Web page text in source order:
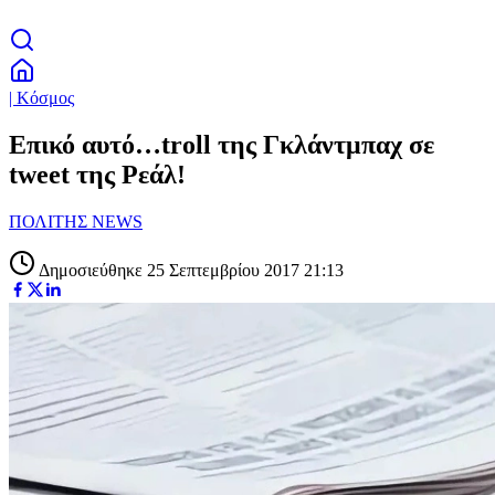
| Κόσμος
Επικό αυτό…troll της Γκλάντμπαχ σε
tweet της Ρεάλ!
ΠΟΛΙΤΗΣ NEWS
Δημοσιεύθηκε 25 Σεπτεμβρίου 2017 21:13